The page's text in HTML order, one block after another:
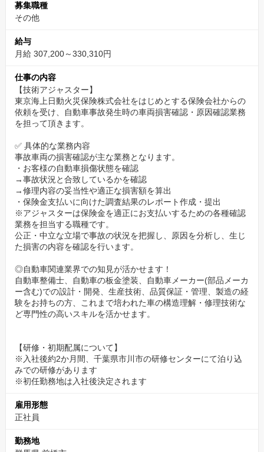
ご入社から5年間の手厚い育成カリキュラムをご用意しています。
▰定期的な研修 → 本社での合同研修／配属拠点での技術研修
▰フォローアップ研修 → 1年目終了前・2・3・5年目に実施
◎上位資格を含め専門資格の平均合格率、保有社員数は業界トッ
未経験入社の社員が損害査定のスペシャリストとして多数活躍
しています。
仕事だけでなくプライベート充実！
◆完全週休2日制＆年間休日122日
◆有給初年度10日＆2年目から20日付与
◆昨年度平均残業時間35/月
◆5日間の特別連続有給休暇
「家族一緒に夕食を取れる」「週末にゆっくり家族や友達との時
間が取れる」「長期休暇で海外旅行に行ける」等、ワークライフ
バランスを保ちながら勤務出来る環境です。
募集職種
その他
給与
月給 307,200～330,310円
仕事の内容
【技術アジャスター】
東京海上日動火災保険株式会社をはじめとする保険会社からの
依頼を受け、自動車事故発生時の車両損害確認・原因確認業務
を担って頂きます。
✅️ 具体的な業務内容
事故車両の損害確認が主な業務となります。
・お客様の自動車損傷状態を確認
→事故状況と合致しているかを確認
→修理内容の妥当性や適正な損害額を算出
・保険金支払いに向けた調査結果のレポート作成・提出
※アジャスターは保険金を適正にお支払いするための各種確認
業務を担当する職種です。
公正・中立な立場で事故の状況を把握し、原因を分析し、生じ
た損害の内容を確認を行います。
◎自動車関連業界での知見が活かせます！
自動車整備士、自動車の板金塗装、自動車メーカー(部品メーカ
ー含む)での設計・開発、生産技術、品質保証・管理、製造の経
験をお持ちの方、これまで培われた車の構造理解・修理技術な
ど専門性の高いスキルを活かせます。
【研修・初期配属について】
※入社後約2か月間、千葉県市川市の研修センターにて泊り込
みでの研修があります
※初任勤務地は入社後決定されます
雇用形態
正社員
勤務地